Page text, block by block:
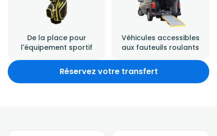
De la place pour
l'équipement sportif
Véhicules accessibles
aux fauteuils roulants
Réservez votre transfert